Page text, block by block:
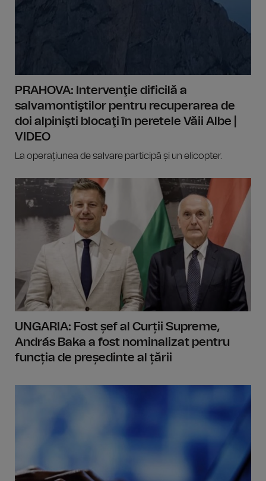
PRAHOVA: Intervenţie dificilă a
salvamontiştilor pentru recuperarea de
doi alpinişti blocaţi în peretele Văii Albe |
VIDEO
La operațiunea de salvare participă și un elicopter.
UNGARIA: Fost șef al Curții Supreme,
András Baka a fost nominalizat pentru
funcția de președinte al țării